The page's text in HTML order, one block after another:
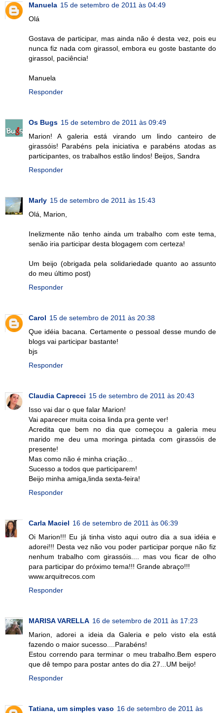
Manuela 15 de setembro de 2011 às 04:49
Olá
Gostava de participar, mas ainda não é desta vez, pois eu
nunca fiz nada com girassol, embora eu goste bastante do
girassol, paciência!
Manuela
Responder
Os Bugs 15 de setembro de 2011 às 09:49
Marion! A galeria está virando um lindo canteiro de
girassóis! Parabéns pela iniciativa e parabéns atodas as
participantes, os trabalhos estão lindos! Beijos, Sandra
Responder
Marly 15 de setembro de 2011 às 15:43
Olá, Marion,
Inelizmente não tenho ainda um trabalho com este tema,
senão iria participar desta blogagem com certeza!
Um beijo (obrigada pela solidariedade quanto ao assunto
do meu último post)
Responder
Carol 15 de setembro de 2011 às 20:38
Que idéia bacana. Certamente o pessoal desse mundo de
blogs vai participar bastante!
bjs
Responder
Claudia Caprecci 15 de setembro de 2011 às 20:43
Isso vai dar o que falar Marion!
Vai aparecer muita coisa linda pra gente ver!
Acredita que bem no dia que começou a galeria meu
marido me deu uma moringa pintada com girassóis de
presente!
Mas como não é minha criação...
Sucesso a todos que participarem!
Beijo minha amiga,linda sexta-feira!
Responder
Carla Maciel 16 de setembro de 2011 às 06:39
Oi Marion!!! Eu já tinha visto aqui outro dia a sua idéia e
adorei!!! Desta vez não vou poder participar porque não fiz
nenhum trabalho com girassóis.... mas vou ficar de olho
para participar do próximo tema!!! Grande abraço!!!
www.arquitrecos.com
Responder
MARISA VARELLA 16 de setembro de 2011 às 17:23
Marion, adorei a ideia da Galeria e pelo visto ela está
fazendo o maior sucesso....Parabéns!
Estou correndo para terminar o meu trabalho.Bem espero
que dê tempo para postar antes do dia 27...UM beijo!
Responder
Tatiana, um simples vaso 16 de setembro de 2011 às